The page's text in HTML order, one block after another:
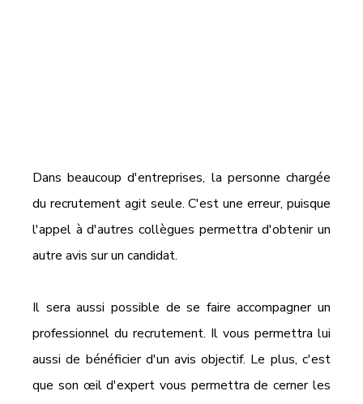
Dans beaucoup d'entreprises, la personne chargée
du recrutement agit seule. C'est une erreur, puisque
l'appel à d'autres collègues permettra d'obtenir un
autre avis sur un candidat.
Il sera aussi possible de se faire accompagner un
professionnel du recrutement. Il vous permettra lui
aussi de bénéficier d'un avis objectif. Le plus, c'est
que son œil d'expert vous permettra de cerner les